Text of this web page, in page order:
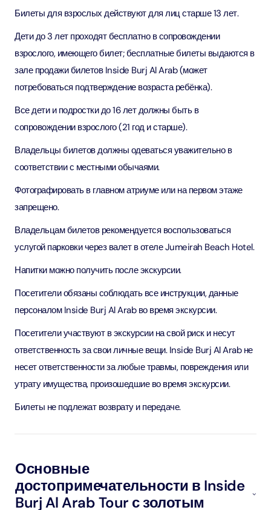
Билеты для взрослых действуют для лиц старше 13 лет.
Дети до 3 лет проходят бесплатно в сопровождении
взрослого, имеющего билет; бесплатные билеты выдаются в
зале продажи билетов Inside Burj Al Arab (может
потребоваться подтверждение возраста ребёнка).
Все дети и подростки до 16 лет должны быть в
сопровождении взрослого (21 год и старше).
Владельцы билетов должны одеваться уважительно в
соответствии с местными обычаями.
Фотографировать в главном атриуме или на первом этаже
запрещено.
Владельцам билетов рекомендуется воспользоваться
услугой парковки через валет в отеле Jumeirah Beach Hotel.
Напитки можно получить после экскурсии.
Посетители обязаны соблюдать все инструкции, данные
персоналом Inside Burj Al Arab во время экскурсии.
Посетители участвуют в экскурсии на свой риск и несут
ответственность за свои личные вещи. Inside Burj Al Arab не
несет ответственности за любые травмы, повреждения или
утрату имущества, произошедшие во время экскурсии.
Билеты не подлежат возврату и передаче.
Основные
достопримечательности в Inside
Burj Al Arab Tour с золотым